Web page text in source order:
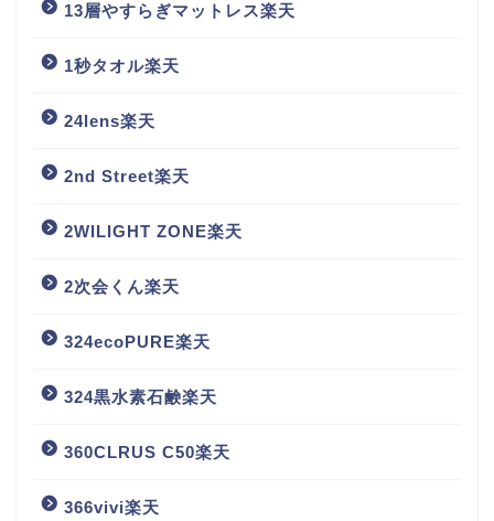
13層やすらぎマットレス楽天
1秒タオル楽天
24lens楽天
2nd Street楽天
2WILIGHT ZONE楽天
2次会くん楽天
324ecoPURE楽天
324黒水素石鹸楽天
360CLRUS C50楽天
366vivi楽天